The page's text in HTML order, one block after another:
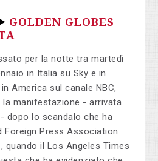
GOLDEN GLOBES
per la notte tra martedì
in Italia su Sky e in
America sul canale NBC,
manifestazione - arrivata
dopo lo scandalo che ha
Foreign Press Association
quando il Los Angeles Times